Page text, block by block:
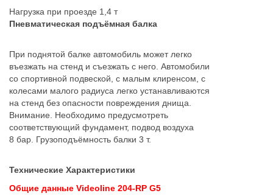
Нагрузка при проезде 1,4 т
Пневматическая подъёмная балка
При поднятой балке автомобиль может легко
въезжать на стенд и съезжать с него. Автомобили
со спортивной подвеской, с малым клиренсом, с
колесами малого радиуса легко устанавливаются
на стенд без опасности повреждения днища.
Внимание. Необходимо предусмотреть
соответствующий фундамент, подвод воздуха
8 бар. Грузоподъёмность балки 3 т.
Технические Характеристики
Общие данные Videoline 204-RP G5